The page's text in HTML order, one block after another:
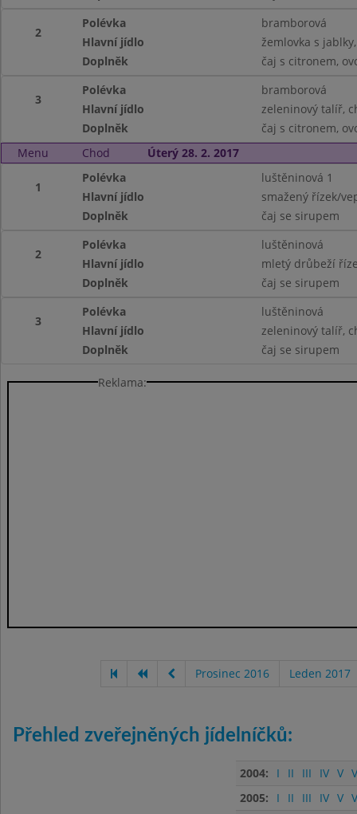
2
Polévka
bramborová
Hlavní jídlo
žemlovka s
Doplněk
čaj s citronem,
3
Polévka
bramborová
Hlavní jídlo
zeleninový talíř,
Doplněk
čaj s citronem,
Menu
Chod Úterý 28. 2. 2017
1
Polévka
luštěninová 1
Hlavní jídlo
smažený řízek/
Doplněk
čaj se sirupem
2
Polévka
luštěninová
Hlavní jídlo
mletý drůbeží
Doplněk
čaj se sirupem
3
Polévka
luštěninová
Hlavní jídlo
zeleninový talíř,
Doplněk
čaj se sirupem
Reklama:
Prosinec 2016 Leden 2017
Přehled zveřejněných jídelníčků:
2004: I II III IV V
2005:
I II III IV V